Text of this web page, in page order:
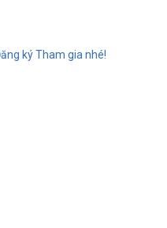
ký Tham gia nhé!